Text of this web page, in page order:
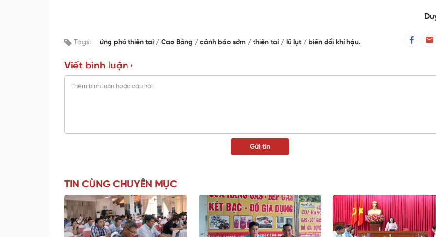
Tags: ứng phó thiên tai Cao Bằng cảnh báo sớm thiên tai lũ lụt biến đổi khí hậu.
Viết bình luận
TIN CÙNG CHUYÊN MỤC